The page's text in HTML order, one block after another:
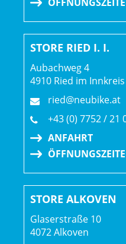
350 W Maximalleistung
Motorposition: Tretlager
Display: TQ LED-
Konnektivität
Displayposition: Lenker
Walkassist: Ja
STORE RIED I. I.
Aubachweg 4
4910 Ried im Innkreis
ried@neubike.at
+43 (0) 7752 / 21
ANFAHRT
STORE ALKOVEN
Glaserstraße 10
4072 Alkoven